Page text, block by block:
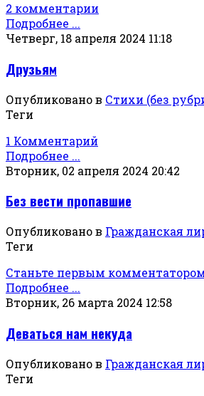
2 комментарии
Подробнее ...
Четверг, 18 апреля 2024 11:18
Друзьям
Опубликовано в Стихи (без
Теги
1 Комментарий
Подробнее ...
Вторник, 02 апреля 2024 20:42
Без вести пропавшие
Опубликовано в Гражданская
Теги
Станьте первым
Подробнее ...
Вторник, 26 марта 2024 12:58
Деваться нам некуда
Опубликовано в Гражданская
Теги